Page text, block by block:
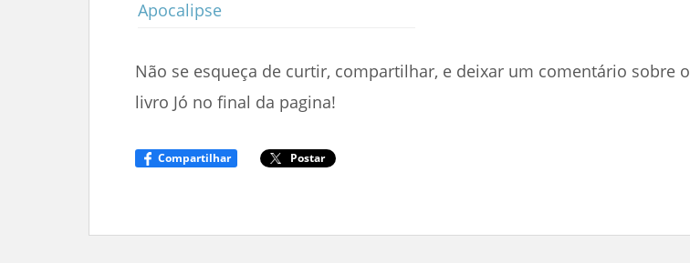
Apocalipse
Não se esqueça de curtir, compartilhar, e deixar um comentário sobre o
livro Jó no final da pagina!
Compartilhar Postar